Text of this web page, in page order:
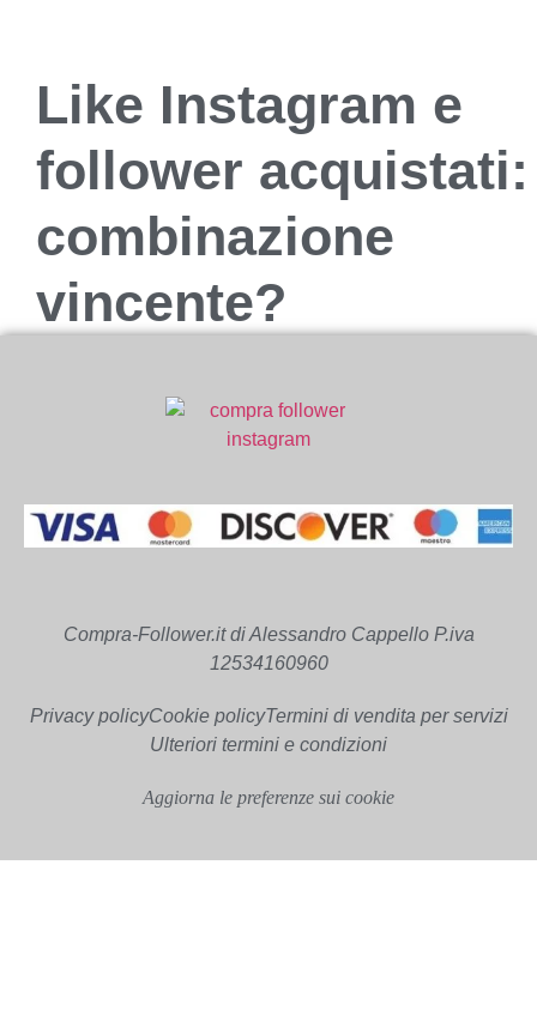
Like Instagram e
follower acquistati:
combinazione
vincente?
Compra-Follower.it di Alessandro Cappello P.iva
12534160960
Privacy policyCookie policyTermini di vendita per servizi
Ulteriori termini e condizioni
Aggiorna le preferenze sui cookie